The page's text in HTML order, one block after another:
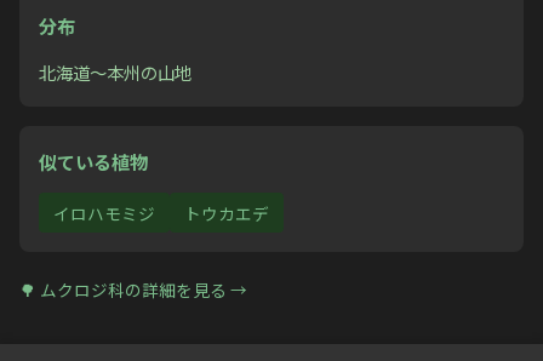
分布
北海道〜本州の山地
似ている植物
イロハモミジ トウカエデ
🌳 ムクロジ科の詳細を見る →